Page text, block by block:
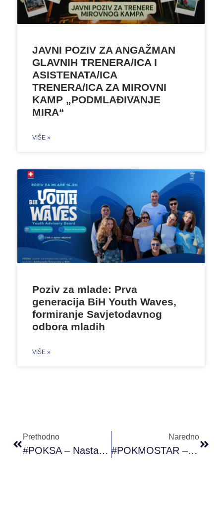
JAVNI POZIV ZA ANGAŽMAN
GLAVNIH TRENERA/ICA I
ASISTENATA/ICA
TRENERA/ICA ZA MIROVNI
KAMP „PODMLAĐIVANJE
MIRA“
VIŠE »
Poziv za mlade: Prva
generacija BiH Youth Waves,
formiranje Savjetodavnog
odbora mladih
VIŠE »
Prethodno
#POKSA – Nastavak Prvog Modula #PAOR Programa (03.03.2020.)
Naredno
#POKMOSTAR – Škola Slikanja (04.03.2020.)